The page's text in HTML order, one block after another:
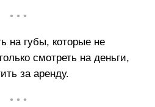
• • •
на губы, которые не
смотреть на деньги,
за аренду.
• • •